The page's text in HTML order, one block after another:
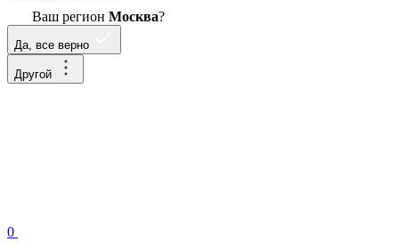
Ваш регион Москва?
Да, все верно
Другой
0